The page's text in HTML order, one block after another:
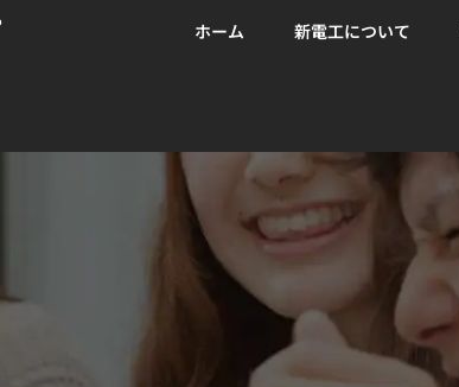
ホーム 新電工について